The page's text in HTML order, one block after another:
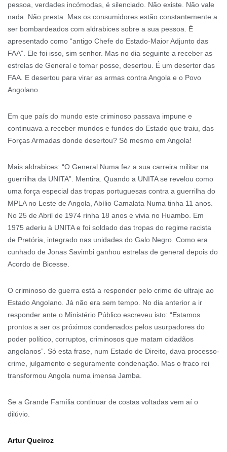
pessoa, verdades incómodas, é silenciado. Não existe. Não vale
nada. Não presta. Mas os consumidores estão constantemente a
ser bombardeados com aldrabices sobre a sua pessoa. É
apresentado como “antigo Chefe do Estado-Maior Adjunto das
FAA”. Ele foi isso, sim senhor. Mas no dia seguinte a receber as
estrelas de General e tomar posse, desertou. É um desertor das
FAA. E desertou para virar as armas contra Angola e o Povo
Angolano.
Em que país do mundo este criminoso passava impune e
continuava a receber mundos e fundos do Estado que traiu, das
Forças Armadas donde desertou? Só mesmo em Angola!
Mais aldrabices: “O General Numa fez a sua carreira militar na
guerrilha da UNITA”. Mentira. Quando a UNITA se revelou como
uma força especial das tropas portuguesas contra a guerrilha do
MPLA no Leste de Angola, Abílio Camalata Numa tinha 11 anos.
No 25 de Abril de 1974 rinha 18 anos e vivia no Huambo. Em
1975 aderiu à UNITA e foi soldado das tropas do regime racista
de Pretória, integrado nas unidades do Galo Negro. Como era
cunhado de Jonas Savimbi ganhou estrelas de general depois do
Acordo de Bicesse.
O criminoso de guerra está a responder pelo crime de ultraje ao
Estado Angolano. Já não era sem tempo. No dia anterior a ir
responder ante o Ministério Público escreveu isto: “Estamos
prontos a ser os próximos condenados pelos usurpadores do
poder político, corruptos, criminosos que matam cidadãos
angolanos”. Só esta frase, num Estado de Direito, dava processo-
crime, julgamento e seguramente condenação. Mas o fraco rei
transformou Angola numa imensa Jamba.
Se a Grande Família continuar de costas voltadas vem aí o
dilúvio.
Artur Queiroz